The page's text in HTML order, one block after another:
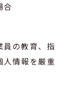
合
員の教育、指
人情報を厳重